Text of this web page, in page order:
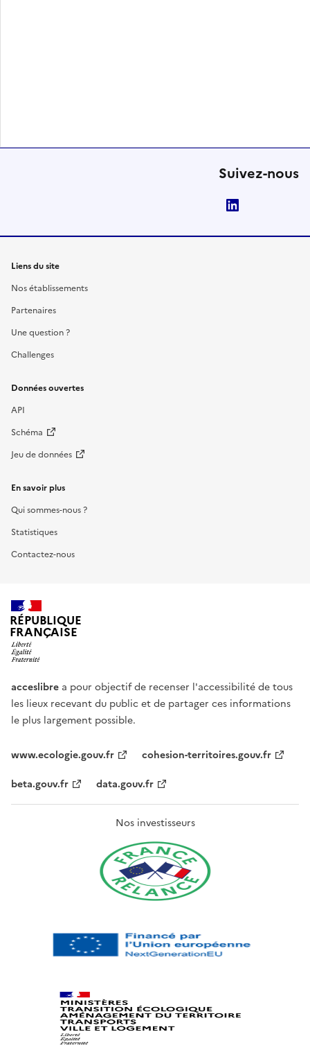
Suivez-nous
Liens du site
Nos établissements
Partenaires
Une question ?
Challenges
Données ouvertes
API
Schéma
Jeu de données
En savoir plus
Qui sommes-nous ?
Statistiques
Contactez-nous
RÉPUBLIQUE
FRANÇAISE
acceslibre a pour objectif de recenser l'accessibilité de tous
les lieux recevant du public et de partager ces informations
le plus largement possible.
www.ecologie.gouv.fr
cohesion-territoires.gouv.fr
beta.gouv.fr
data.gouv.fr
Nos investisseurs